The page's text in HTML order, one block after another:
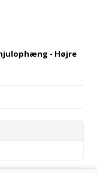
- Højre